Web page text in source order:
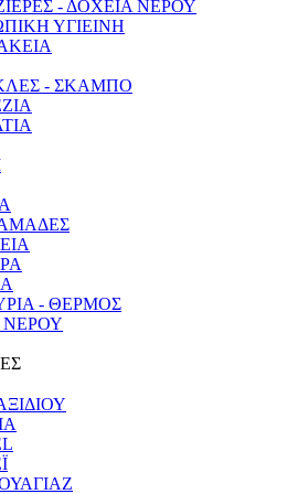
- ΔΟΧΕΙΑ ΝΕΡΟΥ
ΥΓΙΕΙΝΗ
- ΣΚΑΜΠΟ
- ΘΕΡΜΟΣ
ΝΕΡΟΥ